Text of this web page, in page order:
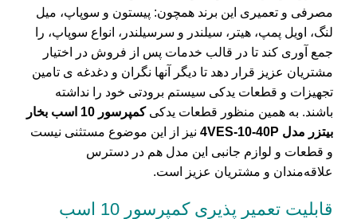
مصرفی و تعمیری این برند همچون: پیستون و سوپاپ، میل
لنگ، اویل پمپ، هیتر، سیلندر و سرسیلندر، انواع سوپاپ، را
جمع آوری کند تا در قالب خدمات پس از فروش در اختیار
مشتریان عزیز قرار دهد تا دیگر آنها نگران و دغدغه ی تامین
تجهیزات و قطعات یدکی سیستم برودتی خود را نداشته
باشند. به همین منظور قطعات یدکی
کمپرسور 10 اسب بخار
بیتزر مدل 4VES-10-40P
نیز از این موضوع مستثنی نیست
و قطعات و لوازم جانبی این مدل هم در دسترس
علاقه‌مندان و مشتریان عزیز است.
قابلیت تعمیر پذیری کمپرسور 10 اسب